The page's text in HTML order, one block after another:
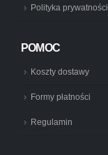
Polityka prywatności
POMOC
Koszty dostawy
Formy płatności
Regulamin